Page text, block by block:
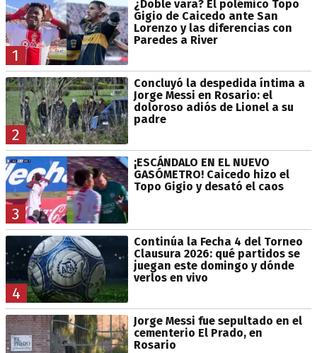
1
¿Doble vara? El polémico Topo
Gigio de Caicedo ante San
Lorenzo y las diferencias con
Paredes a River
2
Concluyó la despedida íntima a
Jorge Messi en Rosario: el
doloroso adiós de Lionel a su
padre
3
¡ESCÁNDALO EN EL NUEVO
GASÓMETRO! Caicedo hizo el
Topo Gigio y desató el caos
4
Continúa la Fecha 4 del Torneo
Clausura 2026: qué partidos se
juegan este domingo y dónde
verlos en vivo
Jorge Messi fue sepultado en el
cementerio El Prado, en
Rosario